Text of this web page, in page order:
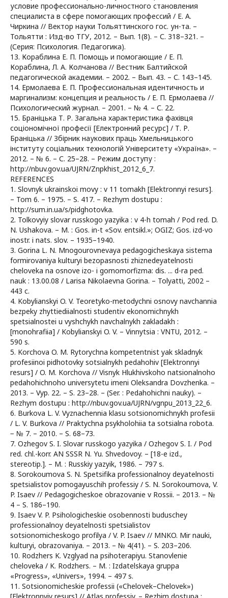
условие профессионально-личностного становления
специалиста в сфере помогающих профессий / Е. А.
Чиркина // Вектор науки Тольяттинского гос. ун-та. –
Тольятти : Изд-во ТГУ, 2012. – Вып. 1(8). – С. 318–321. –
(Серия: Психология. Педагогика).
13. Кораблина Е. П. Помощь и помогающие / Е. П.
Кораблина, Л. А. Колчанова // Вестник Балтийской
педагогической академии. – 2002. – Вып. 43. – С. 143–145.
14. Ермолаева Е. П. Профессиональная идентичность и
маргинализм: концепция и реальность / Е. П. Ермолаева //
Психологический журнал. – 2001. – № 4. – С. 22.
15. Браніцька Т. Р. Загальна характеристика фахівця
соціономічної професії [Електронний ресурс] / Т. Р.
Браніцька // Збірник наукових праць Хмельницького
інституту соціальних технологій Університету «Україна». –
2012. – № 6. – С. 25–28. – Режим доступу :
http://nbuv.gov.ua/UJRN/Znpkhist_2012_6_7.
REFERENCES
1. Slovnyk ukrainskoi movy : v 11 tomakh [Elektronnyi resurs].
– Tom 6. – 1975. – S. 417. – Rezhym dostupu :
http://sum.in.ua/s/pidghotovka.
2. Tolkovyiy slovar russkogo yazyika : v 4-h tomah / Pod red. D.
N. Ushakova. – M. : Gos. in-t «Sov. entsikl.»; OGIZ; Gos. izd-vo
inostr. i nats. slov. – 1935–1940.
3. Gorina L. N. Mnogourovnevaya pedagogicheskaya sistema
formirovaniya kulturyi bezopasnosti zhiznedeyatelnosti
cheloveka na osnove izo- i gomomorfizma: dis. ... d-ra ped.
nauk : 13.00.08 / Larisa Nikolaevna Gorina. – Tolyatti, 2002 –
443 c.
4. Kobylianskyi O. V. Teoretyko-metodychni osnovy navchannia
bezpeky zhyttiediialnosti studentiv ekonomichnykh
spetsialnostei u vyshchykh navchalnykh zakladakh :
[monohrafiia] / Kobylianskyi O. V. – Vinnytsia : VNTU, 2012. –
590 s.
5. Korchova O. M. Rytorychna kompetentnist yak skladnyk
profesiinoi pidhotovky sotsialnykh pedahohiv [Elektronnyi
resurs] / O. M. Korchova // Visnyk Hlukhivskoho natsionalnoho
pedahohichnoho universytetu imeni Oleksandra Dovzhenka. –
2013. – Vyp. 22. – S. 23–28. – (Ser. : Pedahohichni nauky). –
Rezhym dostupu : http://nbuv.gov.ua/UJRN/vgnpu_2013_22_6.
6. Burkova L. V. Vyznachennia klasu sotsionomichnykh profesii
/ L. V. Burkova // Praktychna psykholohiia ta sotsialna robota.
− № 7. – 2010. – S. 68–73.
7. Ozhegov S. I. Slovar russkogo yazyika / Ozhegov S. I. / Pod
red. chl.-korr. AN SSSR N. Yu. Shvedovoy. – [18-e izd.,
stereotip.]. – M. : Russkiy yazyik, 1986. – 797 s.
8. Sorokoumova S. N. Spetsifika professionalnoy deyatelnosti
spetsialistov pomogayuschih professiy / S. N. Sorokoumova, V.
P. Isaev // Pedagogicheskoe obrazovanie v Rossii. – 2013. – №
4 – S. 186–190.
9. Isaev V. P. Psihologicheskie osobennosti buduschey
professionalnoy deyatelnosti spetsialistov
sotsionomicheskogo profilya / V. P. Isaev // MNKO. Mir nauki,
kulturyi, obrazovaniya. – 2013. – № 4(41). – S. 203–206.
10. Rodzhers K. Vzglyad na psihoterapiyu. Stanovlenie
cheloveka / K. Rodzhers. – M. : Izdatelskaya gruppa
«Progress», «Univers», 1994. – 497 s.
11. Sotsionomicheskie professii («Chelovek–Chelovek»)